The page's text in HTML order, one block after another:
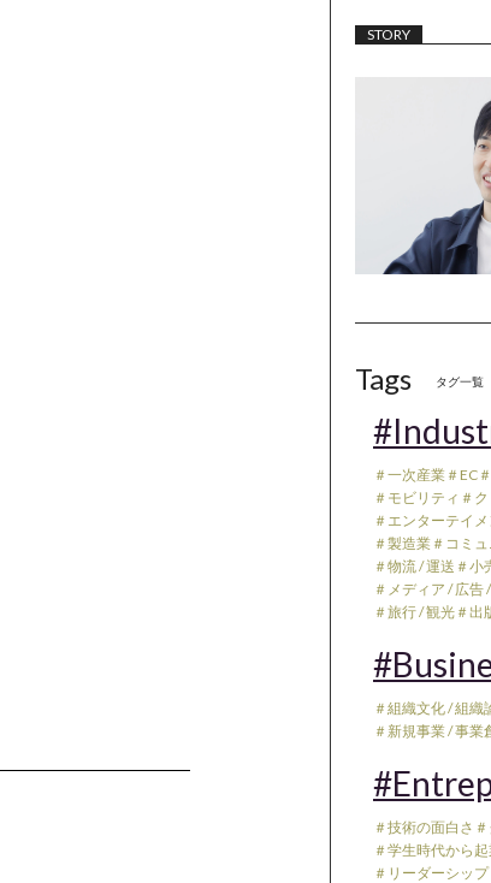
STORY
Tags タグ一覧
＃一次産業 ＃EC
＃モビリティ ＃
＃エンターテイメ
＃製造業 ＃コミ
＃物流 / 運送 ＃小
＃メディア / 広告
＃旅行 / 観光 ＃出
＃組織文化 / 組織
＃新規事業 / 事業
＃技術の面白さ
＃学生時代から
＃リーダーシップ